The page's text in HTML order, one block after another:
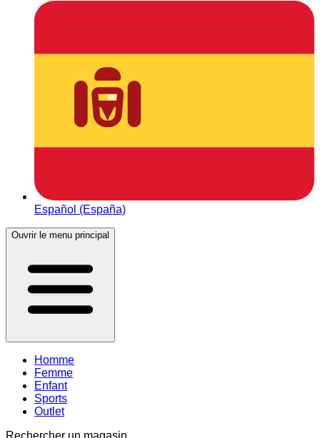
Español (España)
Ouvrir le menu principal
Homme
Femme
Enfant
Sports
Outlet
Rechercher un magasin